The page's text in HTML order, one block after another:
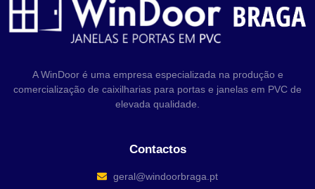
Mensagem
A WinDoor é uma empresa especializada na produção e
comercialização de caixilharias para portas e janelas em PVC de
elevada qualidade.
Contactos
geral@windoorbraga.pt